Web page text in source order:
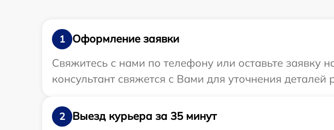
1
Оформление заявки
Свяжитесь с нами по телефону или оставьте заявку
консультант свяжется с Вами для уточнения
2
Выезд курьера за 35 минут